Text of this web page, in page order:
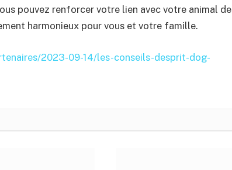
pouvez renforcer votre lien avec votre animal de
harmonieux pour vous et votre famille.
2023-09-14/les-conseils-desprit-dog-